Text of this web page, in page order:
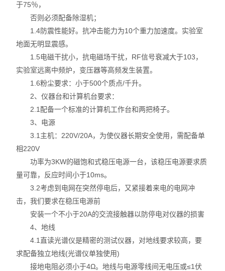
矿石分析仪
合金分析仪
元素分析仪
不锈钢分析仪
镀层测厚仪/膜厚仪
维修国内、国外ROHS检测仪
口罩设备
光谱仪
气质联用仪
RoHS2.0检测仪
于75％，
否则必须配备除湿机；
1.4防震性能好。抗冲击能力为10个重力加速度。实验室
地面无明显震感。
1.5电磁干扰小，抗电磁场干扰，RF信号衰减大于103，
实验室远离中频炉，变压器等高频发生装置。
1.6粉尘要求：小于500个质点/千升。
2、仪器台和计算机台要求：
2.1配备一个标准的计算机工作台和两把椅子。
3、电源
3.1主机：220V/20A，为使仪器长期安全使用，需配备单
相220V
功率为3KW的磁饱和式稳压电源一台，该稳压电源要求质
量可靠，反应时间小于10ms。
3.2考虑到电网在突然停电后，又紧接着来电的电网冲
击，我们要求在稳压电源前
安装一个不小于20A的交流接触器以防停电对仪器的损害
4、地线
4.1直读光谱仪是精密的测试仪器，对地线要求较高，要
求配备独立地线(光谱仪单独使用)
接地电阻必须小于4Ω。地线与电源零线间无电压或≤1伏